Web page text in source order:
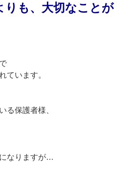
りも、大切なことが
ています。
る保護者様、
なりますが…